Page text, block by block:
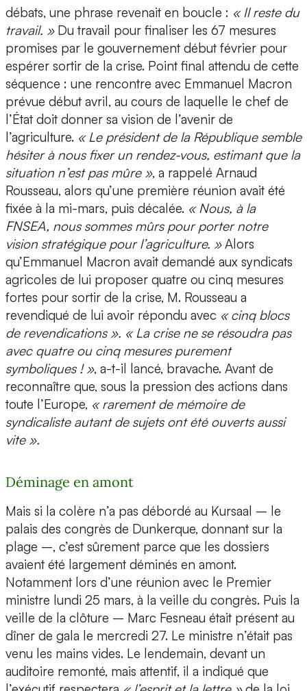
débats, une phrase revenait en boucle : « Il reste du
travail. »Du travail pour finaliser les 67 mesures
promises par le gouvernement début février pour
espérer sortir de la crise. Point final attendu de cette
séquence : une rencontre avec Emmanuel Macron
prévue début avril, au cours de laquelle le chef de
l’État doit donner sa vision de l’avenir de
l’agriculture. « Le président de la République semble
hésiter à nous fixer un rendez-vous, estimant que la
situation n’est pas mûre », a rappelé Arnaud
Rousseau, alors qu’une première réunion avait été
fixée à la mi-mars, puis décalée. « Nous, à la
FNSEA, nous sommes mûrs pour porter notre
vision stratégique pour l’agriculture. »Alors
qu’Emmanuel Macron avait demandé aux syndicats
agricoles de lui proposer quatre ou cinq mesures
fortes pour sortir de la crise, M. Rousseau a
revendiqué de lui avoir répondu avec « cinq blocs
de revendications ». « La crise ne se résoudra pas
avec quatre ou cinq mesures purement
symboliques ! », a-t-il lancé, bravache. Avant de
reconnaître que, sous la pression des actions dans
toute l’Europe, « rarement de mémoire de
syndicaliste autant de sujets ont été ouverts aussi
vite ».
Déminage en amont
Mais si la colère n’a pas débordé au Kursaal – le
palais des congrès de Dunkerque, donnant sur la
plage –, c’est sûrement parce que les dossiers
avaient été largement déminés en amont.
Notamment lors d’une réunion avec le Premier
ministre lundi 25 mars, à la veille du congrès. Puis la
veille de la clôture – Marc Fesneau était présent au
dîner de gala le mercredi 27. Le ministre n’était pas
venu les mains vides. Le lendemain, devant un
auditoire remonté, mais attentif, il a indiqué que